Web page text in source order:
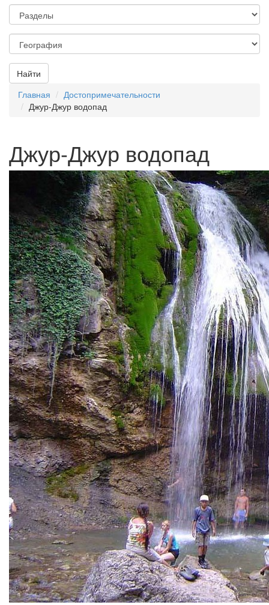
Найти
Главная
Достопримечательности
Джур-Джур водопад
Джур-Джур водопад